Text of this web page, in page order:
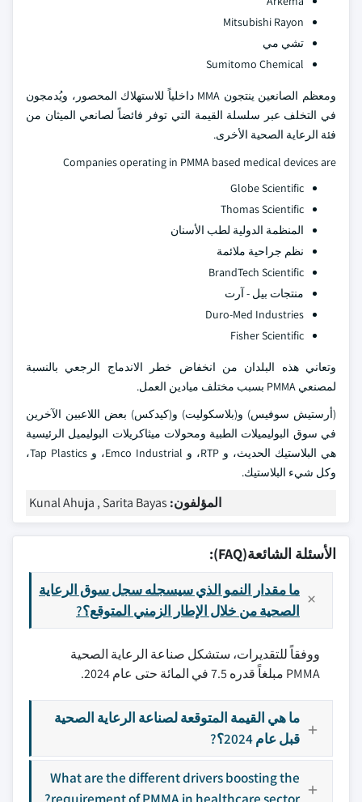
Mitsubishi Rayon
تشي مي
Sumitomo Chemical
ومعظم الصانعين ينتجون MMA داخلياً للاستهلاك المحصور، ويُدمجون
في التخلف عبر سلسلة القيمة التي توفر فائضاً لصانعي الميثان من
فئة الرعاية الصحية الأخرى.
Companies operating in PMMA based medical devices are
Globe Scientific
Thomas Scientific
المنظمة الدولية لطب الأسنان
نظم جراحية ملائمة
BrandTech Scientific
منتجات بيل - آرت
Duro-Med Industries
Fisher Scientific
وتعاني هذه البلدان من انخفاض خطر الاندماج الرجعي بالنسبة
لمصنعي PMMA بسبب مختلف ميادين العمل.
(أرستيش سوفيس) و(بلاسكوليت) و(كيدكس) بعض اللاعبين الآخرين
في سوق البوليميلات الطبية ومحولات ميثاكريلات البوليميل الرئيسية
هي البلاستيك الحديث، و RTP، و Emco Industrial، و Tap Plastics،
وكل شيء البلاستيك.
المؤلفون: Kunal Ahuja , Sarita Bayas
الأسئلة الشائعة(FAQ):
ما مقدار النمو الذي سيسجله سجل سوق الرعاية
الصحية من خلال الإطار الزمني المتوقع؟?
ووفقاً للتقديرات، ستشكل صناعة الرعاية الصحية
PMMA مبلغاً قدره 7.5 في المائة حتى عام 2024.
ما هي القيمة المتوقعة لصناعة الرعاية الصحية
قبل عام 2024؟?
What are the different drivers boosting the